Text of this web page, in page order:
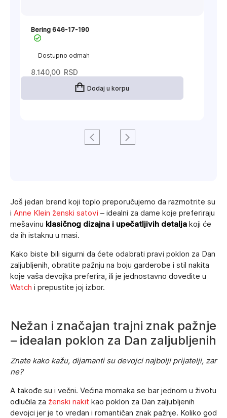
Dostupno odmah
Bering 646-17-190
8.140,00 RSD
Dodaj u korpu
Još jedan brend koji toplo preporučujemo da razmotrite su
i Anne Klein ženski satovi – idealni za dame koje preferiraju
mešavinu klasičnog dizajna i upečatljivih detalja koji će
da ih istaknu u masi.
Kako biste bili sigurni da ćete odabrati pravi poklon za Dan
zaljubljenih, obratite pažnju na boju garderobe i stil nakita
koje vaša devojka preferira, ili je jednostavno dovedite u
Watch i prepustite joj izbor.
Nežan i značajan trajni znak pažnje
– idealan poklon za Dan zaljubljenih
Znate kako kažu, dijamanti su devojci najbolji prijatelji, zar
ne?
A takođe su i večni. Većina momaka se bar jednom u životu
odlučila za ženski nakit kao poklon za Dan zaljubljenih
devojci jer je to vredan i romantičan znak pažnje. Koliko god